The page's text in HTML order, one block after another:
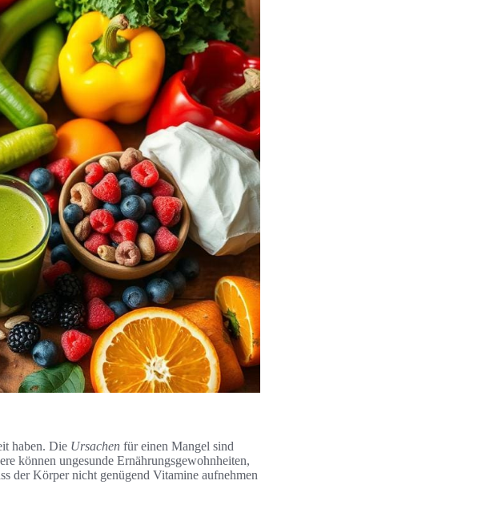
haben. Die Ursachen für einen Mangel sind
können ungesunde Ernährungsgewohnheiten,
der Körper nicht genügend Vitamine aufnehmen